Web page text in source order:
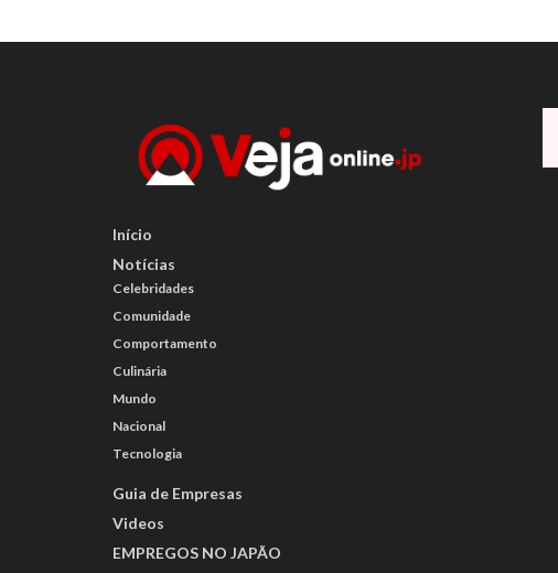
Início
Notícias
Celebridades
Comunidade
Comportamento
Culinária
Mundo
Nacional
Tecnologia
Guia de Empresas
Videos
EMPREGOS NO JAPÃO